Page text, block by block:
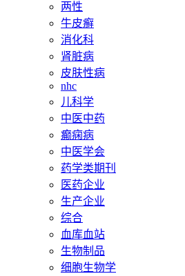
两性
牛皮癣
消化科
肾脏病
皮肤性病
nhc
儿科学
中医中药
癫痫病
中医学会
药学类期刊
医药企业
生产企业
综合
血库血站
生物制品
细胞生物学